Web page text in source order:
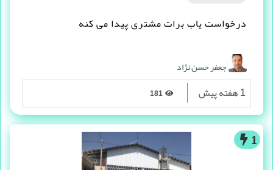
درخواست یاب برات مشتری پیدا می کنه
جعفر حسن نژاد
1 هفته پیش
1